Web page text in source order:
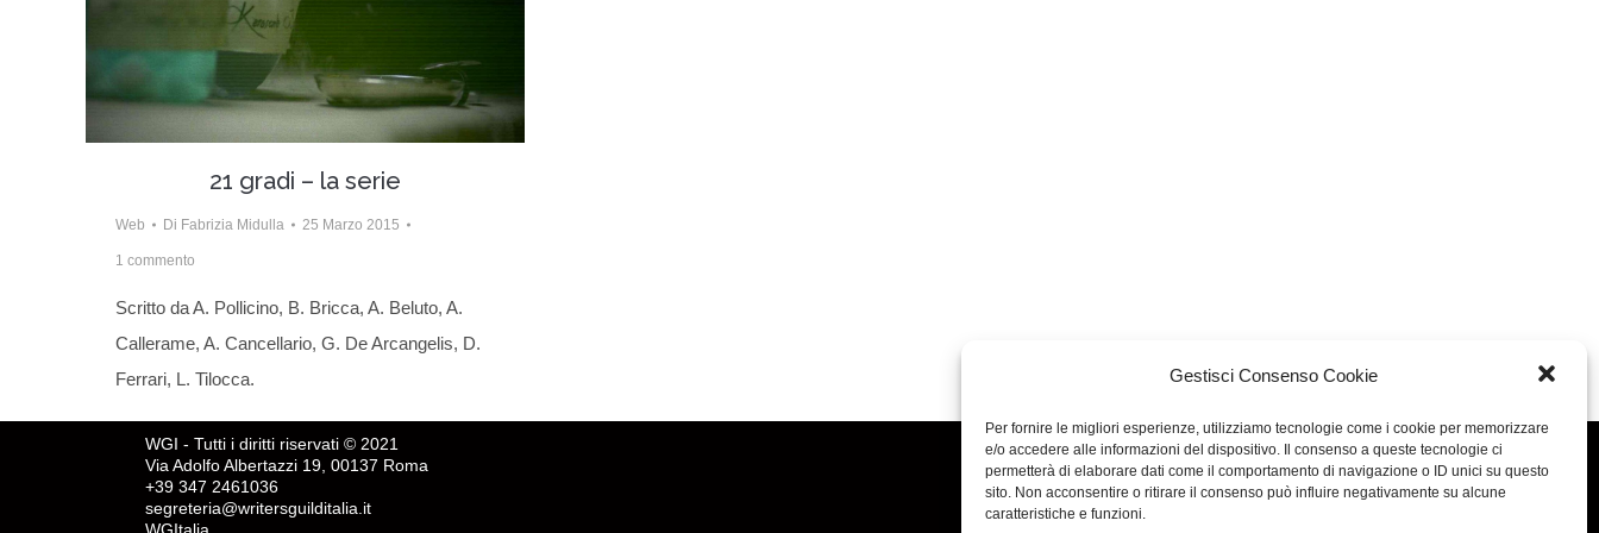
Gestisci Consenso Cookie
Per fornire le migliori esperienze, utilizziamo tecnologie come i cookie per memorizzare
e/o accedere alle informazioni del dispositivo. Il consenso a queste tecnologie ci
permetterà di elaborare dati come il comportamento di navigazione o ID unici su questo
sito. Non acconsentire o ritirare il consenso può influire negativamente su alcune
caratteristiche e funzioni.
21 gradi – la serie
Web Di Fabrizia Midulla 25 Marzo 2015
1 commento
Scritto da A. Pollicino, B. Bricca, A. Beluto, A.
Callerame, A. Cancellario, G. De Arcangelis, D.
Ferrari, L. Tilocca.
WGI - Tutti i diritti riservati © 2021
Via Adolfo Albertazzi 19, 00137 Roma
+39 347 2461036
segreteria@writersguilditalia.it
Concept: Annamaria De Paola - Realizzazione:AF
Cookie & Privacy Policy